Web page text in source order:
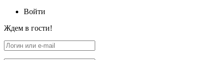
Войти
Ждем в гости!